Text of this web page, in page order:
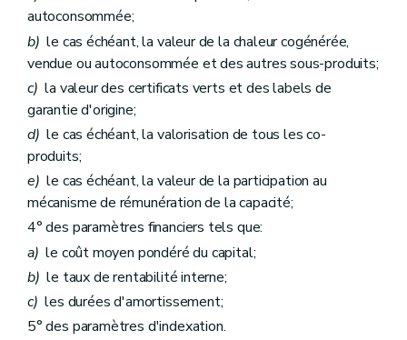
autoconsommée;
b) le cas échéant, la valeur de la chaleur cogénérée,
vendue ou autoconsommée et des autres sous-produits;
c) la valeur des certificats verts et des labels de
garantie d'origine;
d) le cas échéant, la valorisation de tous les co-
produits;
e) le cas échéant, la valeur de la participation au
mécanisme de rémunération de la capacité;
4° des paramètres financiers tels que:
a) le coût moyen pondéré du capital;
b) le taux de rentabilité interne;
c) les durées d'amortissement;
5° des paramètres d'indexation.